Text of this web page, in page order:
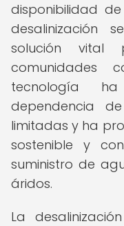
disponibilidad
desalinización
solución
comunidades
tecnología
dependencia
limitadas y ha
sostenible y
suministro de
áridos.
La